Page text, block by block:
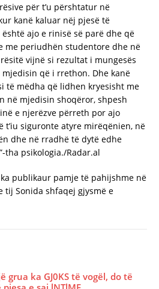
për t’u përshtatur në
kanë kaluar nëj pjesë të
ajo e rinisë së parë dhe që
me periudhën studentore dhe në
vijnë si rezultat i mungesës
që i rrethon. Dhe kanë
të mëdha që lidhen kryesisht me
në mjedisin shoqëror, shpesh
e njerëzve përreth por ajo
siguronte atyre mirëqënien, në
dhe në rradhë të dytë edhe
tha psikologia./Radar.al
publikaur pamje të pahijshme në
tij Sonida shfaqej gjysmë e
grua ka GJ0KS të vogël, do të